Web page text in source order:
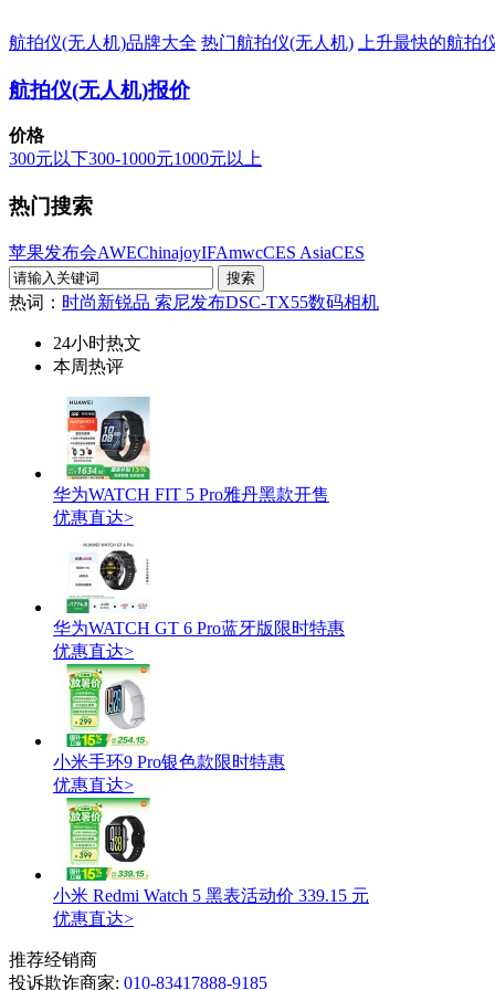
航拍仪(无人机)品牌大全 热门航拍仪(无人机) 上升最快的航拍
航拍仪(无人机)报价
价格
300元以下300-1000元1000元以上
热门搜索
苹果发布会AWEChinajoyIFAmwcCES AsiaCES
热词： 时尚新锐品 索尼发布DSC-TX55数码相机
24小时热文
本周热评
华为WATCH FIT 5 Pro雅丹黑款开售
优惠直达>
华为WATCH GT 6 Pro蓝牙版限时特惠
优惠直达>
小米手环9 Pro银色款限时特惠
优惠直达>
小米 Redmi Watch 5 黑表活动价 339.15 元
优惠直达>
推荐经销商
投诉欺诈商家: 010-83417888-9185